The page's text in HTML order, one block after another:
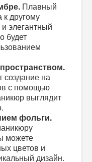
Плавный
к другому
элегантный
будет
создание на
с помощью
выглядит
фольги.
можете
цветов и
дизайн.